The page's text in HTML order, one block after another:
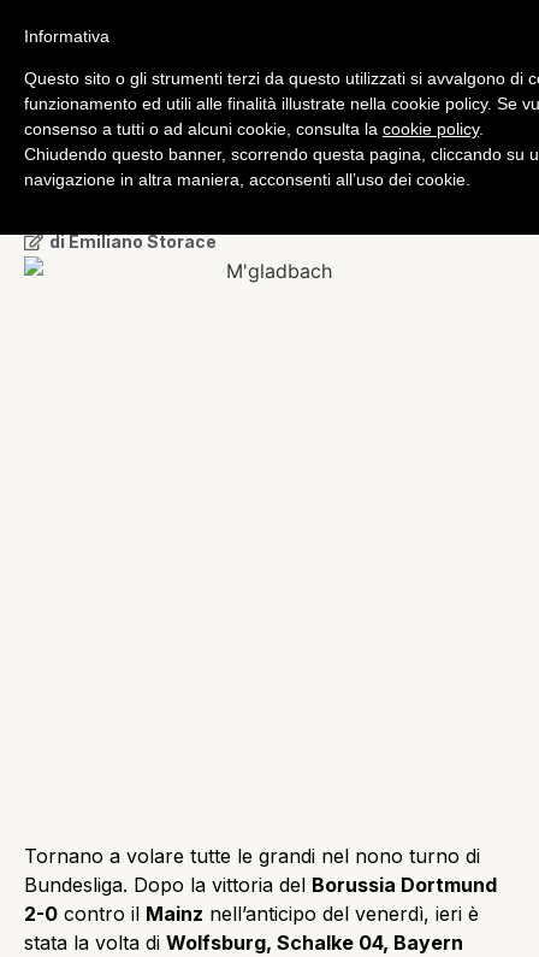
Bundesliga
Bundesliga: il Gladbach ne
fa 5 e spaventa la Juve,
diEmiliano Storace
Tornano a volare tutte le grandi nel nono turno di
Bundesliga. Dopo la vittoria del Borussia Dortmund
2-0 contro il Mainz nell’anticipo del venerdì, ieri è
stata la volta di Wolfsburg, Schalke 04, Bayern
Informativa
Questo sito o gli strumenti terzi da questo utilizzati si avvalgono di
funzionamento ed utili alle finalità illustrate nella cookie policy. Se
consenso a tutti o ad alcuni cookie, consulta la cookie policy.
Chiudendo questo banner, scorrendo questa pagina, cliccando su
navigazione in altra maniera, acconsenti all’uso dei cookie.